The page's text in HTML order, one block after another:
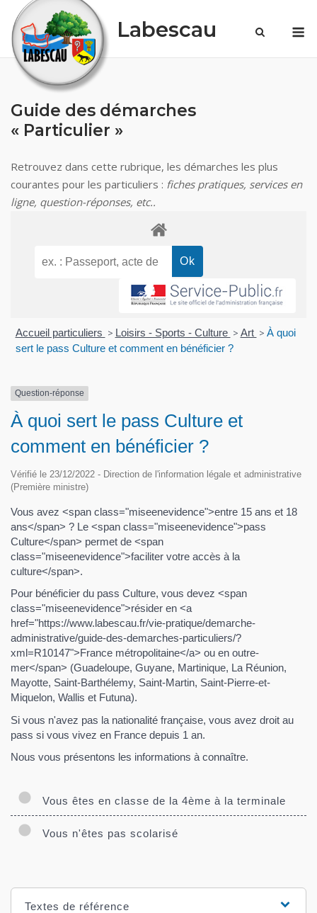
content
Labescau
Guide des démarches
« Particulier »
Retrouvez dans cette rubrique, les démarches les plus
courantes pour les particuliers : fiches pratiques, services en
ligne, question-réponses, etc..
Accueil particuliers > Loisirs - Sports - Culture > Art > À quoi
sert le pass Culture et comment en bénéficier ?
Question-réponse
À quoi sert le pass Culture et
comment en bénéficier ?
Vérifié le 23/12/2022 - Direction de l'information légale et administrative
(Première ministre)
Vous avez <span class="miseenevidence">entre 15 ans et 18
ans</span> ? Le <span class="miseenevidence">pass
Culture</span> permet de <span
class="miseenevidence">faciliter votre accès à la
culture</span>.
Pour bénéficier du pass Culture, vous devez <span
class="miseenevidence">résider en <a
href="https://www.labescau.fr/vie-pratique/demarche-
administrative/guide-des-demarches-particuliers/?
xml=R10147">France métropolitaine</a> ou en outre-
mer</span> (Guadeloupe, Guyane, Martinique, La Réunion,
Mayotte, Saint-Barthélemy, Saint-Martin, Saint-Pierre-et-
Miquelon, Wallis et Futuna).
Si vous n'avez pas la nationalité française, vous avez droit au
pass si vous vivez en France depuis 1 an.
Nous vous présentons les informations à connaître.
Vous êtes en classe de la 4ème à la terminale
Vous n'êtes pas scolarisé
Textes de référence